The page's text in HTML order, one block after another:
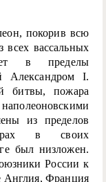
покорив всю
вассальных
в пределы
Александром I.
битвы, пожара
из пределов
в своих
был низложен.
России к
Англия, Франция